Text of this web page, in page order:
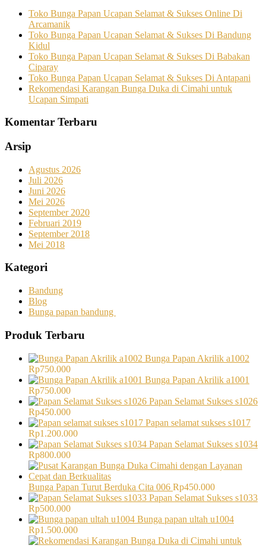
Toko Bunga Papan Ucapan Selamat & Sukses Online Di
Arcamanik
Toko Bunga Papan Ucapan Selamat & Sukses Di Bandung
Kidul
Toko Bunga Papan Ucapan Selamat & Sukses Di Babakan
Ciparay
Toko Bunga Papan Ucapan Selamat & Sukses Di Antapani
Rekomendasi Karangan Bunga Duka di Cimahi untuk
Ucapan Simpati
Komentar Terbaru
Arsip
Agustus 2026
Juli 2026
Juni 2026
Mei 2026
September 2020
Februari 2019
September 2018
Mei 2018
Kategori
Bandung
Blog
Bunga papan bandung
Produk Terbaru
Bunga Papan Akrilik a1002
Rp750.000
Bunga Papan Akrilik a1001
Rp750.000
Papan Selamat Sukses s1026
Rp450.000
Papan selamat sukses s1017
Rp1.200.000
Papan Selamat Sukses s1034
Rp800.000
Bunga Papan Turut Berduka Cita 006 Rp450.000
Papan Selamat Sukses s1033
Rp500.000
Bunga papan ultah u1004
Rp1.500.000